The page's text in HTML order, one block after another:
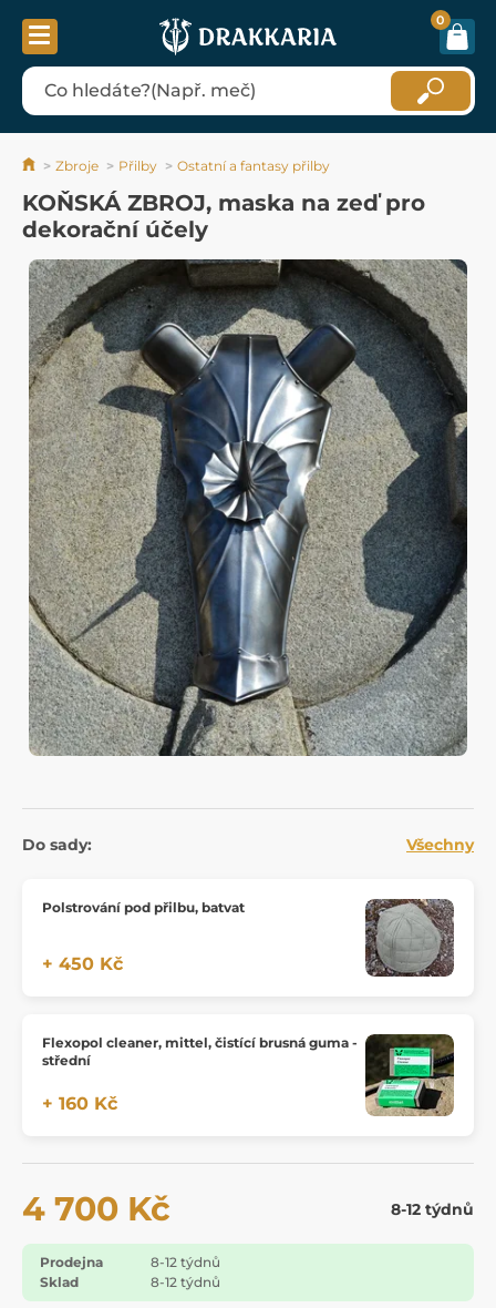
0
Zbroje Přilby Ostatní a fantasy přilby
KOŇSKÁ ZBROJ, maska na zeď pro
dekorační účely
Do sady: Všechny
Polstrování pod přilbu, batvat
+ 450 Kč
Flexopol cleaner, mittel, čistící brusná guma -
střední
+ 160 Kč
4 700 Kč 8-12 týdnů
Prodejna
8-12 týdnů
Sklad
8-12 týdnů